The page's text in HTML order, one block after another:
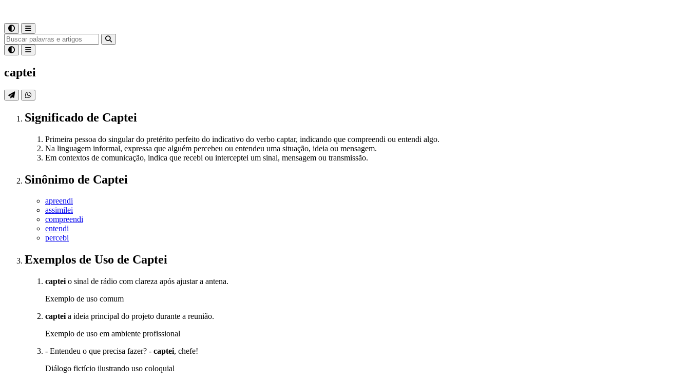
captei
Significado de Captei
Primeira pessoa do singular do pretérito perfeito do indicativo do verbo captar, indicando que compreendi ou entendi algo.
Na linguagem informal, expressa que alguém percebeu ou entendeu uma situação, ideia ou mensagem.
Em contextos de comunicação, indica que recebi ou interceptei um sinal, mensagem ou transmissão.
Sinônimo de Captei
apreendi
assimilei
compreendi
entendi
percebi
Exemplos de Uso de Captei
captei o sinal de rádio com clareza após ajustar a antena.
Exemplo de uso comum
captei a ideia principal do projeto durante a reunião.
Exemplo de uso em ambiente profissional
- Entendeu o que precisa fazer? - captei, chefe!
Diálogo fictício ilustrando uso coloquial